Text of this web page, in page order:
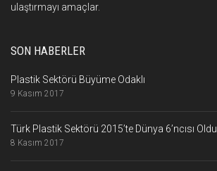
ulaştırmayı amaçlar.
SON HABERLER
Plastik Sektörü Büyüme Odaklı
9 Kasım 2017
Türk Plastik Sektörü 2015’te Dünya 6’ncısı Oldu
8 Kasım 2017